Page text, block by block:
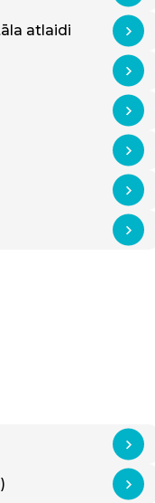
atlaidi